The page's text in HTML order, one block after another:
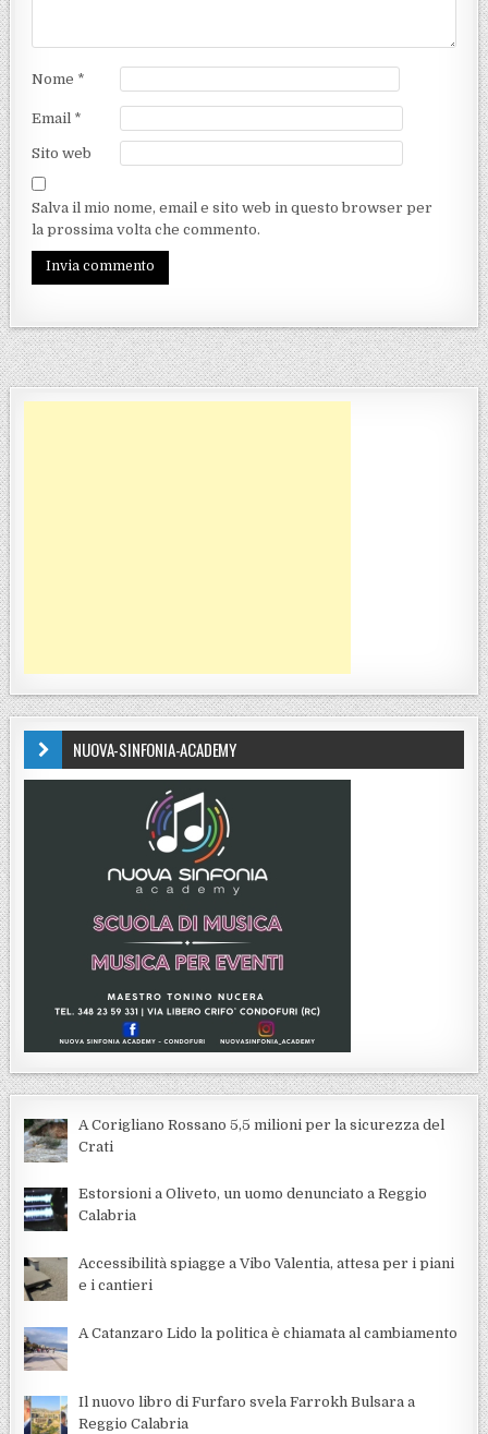
Nome *
Email *
Sito web
Salva il mio nome, email e sito web in questo browser per
la prossima volta che commento.
NUOVA-SINFONIA-ACADEMY
A Corigliano Rossano 5,5 milioni per la sicurezza del
Crati
Estorsioni a Oliveto, un uomo denunciato a Reggio
Calabria
Accessibilità spiagge a Vibo Valentia, attesa per i piani
e i cantieri
A Catanzaro Lido la politica è chiamata al cambiamento
Il nuovo libro di Furfaro svela Farrokh Bulsara a
Reggio Calabria